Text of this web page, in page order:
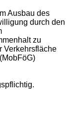
Ausbau des
durch den
zu
Verkehrsfläche